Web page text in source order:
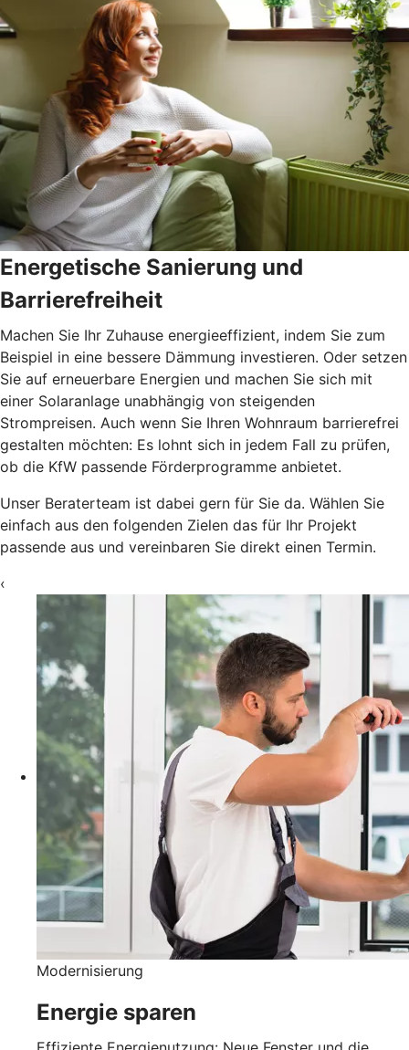
Energetische Sanierung und
Barrierefreiheit
Machen Sie Ihr Zuhause energieeffizient, indem Sie zum
Beispiel in eine bessere Dämmung investieren. Oder setzen
Sie auf erneuerbare Energien und machen Sie sich mit
einer Solaranlage unabhängig von steigenden
Strompreisen. Auch wenn Sie Ihren Wohnraum barrierefrei
gestalten möchten: Es lohnt sich in jedem Fall zu prüfen,
ob die KfW passende Förderprogramme anbietet.
Unser Beraterteam ist dabei gern für Sie da. Wählen Sie
einfach aus den folgenden Zielen das für Ihr Projekt
passende aus und vereinbaren Sie direkt einen Termin.
‹
Modernisierung
Energie sparen